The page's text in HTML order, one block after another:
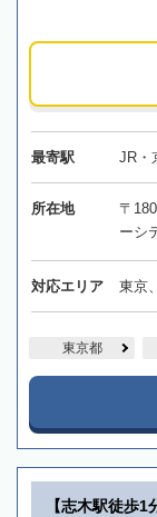
最寄駅 JR・
所在地
〒
ーシ
対応エリア 東京
東京都
【志木駅徒歩